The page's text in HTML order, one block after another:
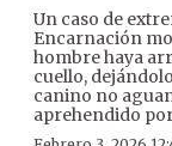
Un caso de
Encarnación
hombre haya
cuello,
canino no
aprehendido